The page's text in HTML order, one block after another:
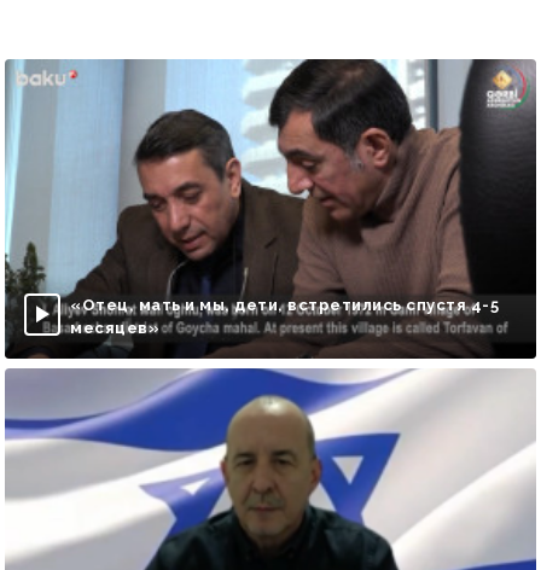
«Отец, мать и мы, дети, встретились спустя 4-5
месяцев»